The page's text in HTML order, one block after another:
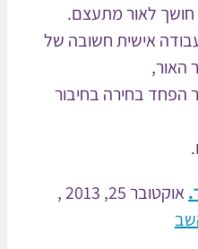
מתעצם.
חשובה של
בחירה בחיבור
אוקטובר 25, 2013 ,